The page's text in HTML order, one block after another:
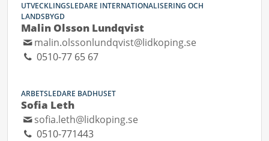
UTVECKLINGSLEDARE INTERNATIONALISERING OCH
LANDSBYGD
Malin Olsson Lundqvist
malin.olssonlundqvist@lidkoping.se
0510-77 65 67
ARBETSLEDARE BADHUSET
Sofia Leth
sofia.leth@lidkoping.se
0510-771443